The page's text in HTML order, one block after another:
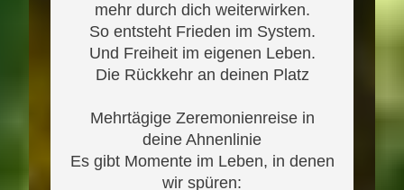
mehr durch dich weiterwirken.
So entsteht Frieden im System.
Und Freiheit im eigenen Leben.
Die Rückkehr an deinen Platz
Mehrtägige Zeremonienreise in
deine Ahnenlinie
Es gibt Momente im Leben, in denen
wir spüren: